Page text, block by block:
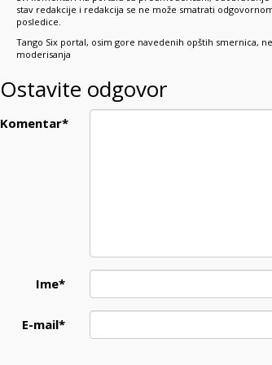
stav redakcije i redakcija se ne može smatrati
posledice.
Tango Six portal, osim gore navedenih opštih smernica,
moderisanja
Ostavite odgovor
Komentar*
Ime*
E-mail*